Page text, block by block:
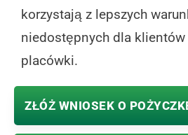
korzystają z lepszych
niedostępnych dla
placówki.
ZŁÓŻ WNIOSEK O